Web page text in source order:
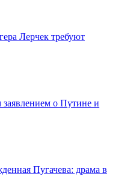
Лерчек требуют
о Путине и
Пугачева: драма в